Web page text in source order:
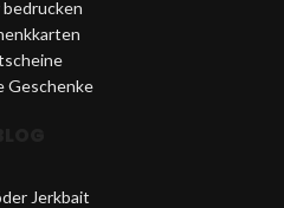
Geschenke
Jerkbait